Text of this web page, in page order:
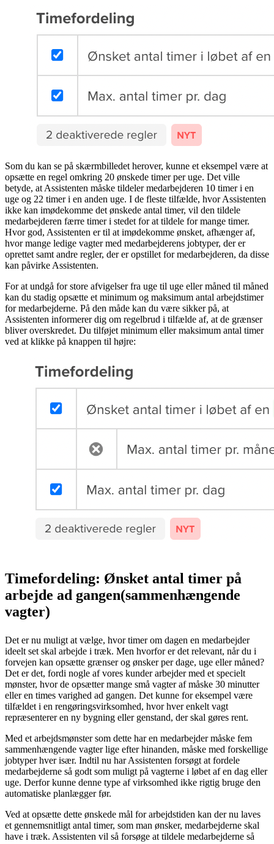
Som du kan se på skærmbilledet herover, kunne et eksempel være at
opsætte en regel omkring 20 ønskede timer per uge. Det ville
betyde, at Assistenten måske tildeler medarbejderen 10 timer i en
uge og 22 timer i en anden uge. I de fleste tilfælde, hvor Assistenten
ikke kan imødekomme det ønskede antal timer, vil den tildele
medarbejderen færre timer i stedet for at tildele for mange timer.
Hvor god, Assistenten er til at imødekomme ønsket, afhænger af,
hvor mange ledige vagter med medarbejderens jobtyper, der er
oprettet samt andre regler, der er opstillet for medarbejderen, da disse
kan påvirke Assistenten.
For at undgå for store afvigelser fra uge til uge eller måned til måned
kan du stadig opsætte et minimum og maksimum antal arbejdstimer
for medarbejderne. På den måde kan du være sikker på, at
Assistenten informerer dig om regelbrud i tilfælde af, at de grænser
bliver overskredet. Du tilføjet minimum eller maksimum antal timer
ved at klikke på knappen til højre:
Timefordeling: Ønsket antal timer på
arbejde ad gangen(sammenhængende
vagter)
Det er nu muligt at vælge, hvor timer om dagen en medarbejder
ideelt set skal arbejde i træk. Men hvorfor er det relevant, når du i
forvejen kan opsætte grænser og ønsker per dage, uge eller måned?
Det er det, fordi nogle af vores kunder arbejder med et specielt
mønster, hvor de opsætter mange små vagter af måske 30 minutter
eller en times varighed ad gangen. Det kunne for eksempel være
tilfældet i en rengøringsvirksomhed, hvor hver enkelt vagt
repræsenterer en ny bygning eller genstand, der skal gøres rent.
Med et arbejdsmønster som dette har en medarbejder måske fem
sammenhængende vagter lige efter hinanden, måske med forskellige
jobtyper hver især. Indtil nu har Assistenten forsøgt at fordele
medarbejderne så godt som muligt på vagterne i løbet af en dag eller
uge. Derfor kunne denne type af virksomhed ikke rigtig bruge den
automatiske planlægger før.
Ved at opsætte dette ønskede mål for arbejdstiden kan der nu laves
et gennemsnitligt antal timer, som man ønsker, medarbejderne skal
have i træk. Assistenten vil så forsøge at tildele medarbejderne så